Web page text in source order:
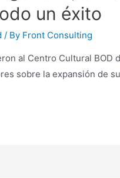
un éxito
/ By Front Consulting
al Centro Cultural BOD
sobre la expansión de